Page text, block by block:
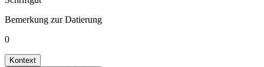
Bemerkung zur Datierung
0
Kontext